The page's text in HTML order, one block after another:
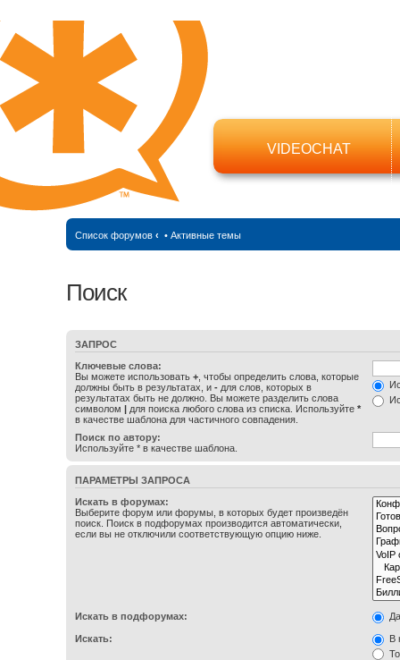
VIDEOCHAT
Список форумов ‹ • Активные темы
Поиск
ЗАПРОС
Ключевые слова:
Вы можете использовать +, чтобы определить слова, которые
должны быть в результатах, и -для слов, которых в
результатах быть не должно. Вы можете разделить слова
символом
для поиска любого слова из списка. Используйте *
в качестве шаблона для частичного совпадения.
Поиск по автору:
Используйте * в качестве шаблона.
ПАРАМЕТРЫ ЗАПРОСА
Искать в форумах:
Выберите форум или форумы, в которых будет произведён
поиск. Поиск в подфорумах производится автоматически,
если вы не отключили соответствующую опцию ниже.
Искать в подфорумах: Да
Искать:
В